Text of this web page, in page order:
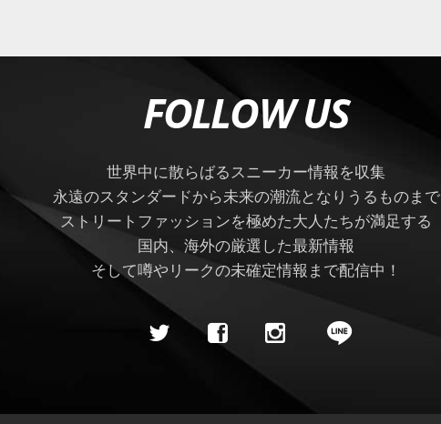
FOLLOW US
世界中に散らばるスニーカー情報を収集
永遠のスタンダードから未来の潮流となりうるものまで
ストリートファッションを極めた大人たちが満足する
国内、海外の厳選した最新情報
そして噂やリークの未確定情報まで配信中！